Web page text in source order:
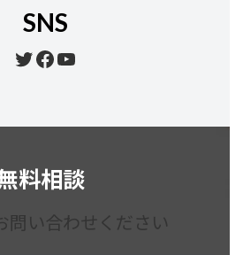
SNS
Twitter
Facebook
YouTube
料相談
問い合わせください